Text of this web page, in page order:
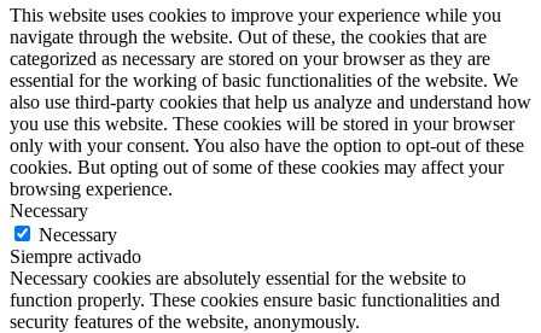
This website uses cookies to improve your experience while you
navigate through the website. Out of these, the cookies that are
categorized as necessary are stored on your browser as they are
essential for the working of basic functionalities of the website. We
also use third-party cookies that help us analyze and understand how
you use this website. These cookies will be stored in your browser
only with your consent. You also have the option to opt-out of these
cookies. But opting out of some of these cookies may affect your
browsing experience.
Necessary
Necessary
Siempre activado
Necessary cookies are absolutely essential for the website to
function properly. These cookies ensure basic functionalities and
security features of the website, anonymously.